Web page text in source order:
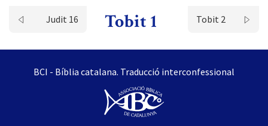
Judit 16 Tobit 1 Tobit 2
BCI - Bíblia catalana. Traducció interconfessional